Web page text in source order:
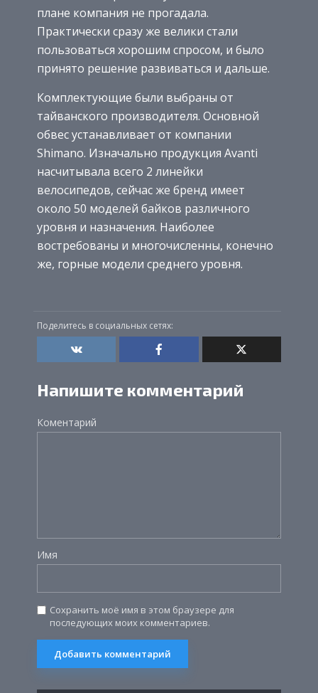
плане компания не прогадала.
Практически сразу же велики стали
пользоваться хорошим спросом, и было
принято решение развиваться и дальше.
Комплектующие были выбраны от
тайванского производителя. Основной
обвес устанавливает от компании
Shimano. Изначально продукция Avanti
насчитывала всего 2 линейки
велосипедов, сейчас же бренд имеет
около 50 моделей байков различного
уровня и назначения. Наиболее
востребованы и многочисленны, конечно
же, горные модели среднего уровня.
Поделитесь в социальных сетях:
Напишите комментарий
Коментарий
Имя
Сохранить моё имя в этом браузере для
последующих моих комментариев.